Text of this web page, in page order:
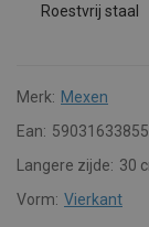
Roestvrij staal
Merk: Mexen
Ean:
Langere zijde: 30
Vorm: Vierkant